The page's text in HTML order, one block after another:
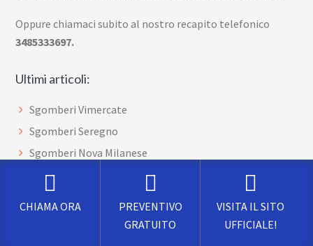
Oppure chiamaci subito al nostro recapito telefonico
3485333697.
Ultimi articoli:
Sgomberi Vimercate
Sgomberi Seregno
Sgomberi Nova Milanese
Sgomberi Muggio
CHIAMA ORA
PREVENTIVO
GRATUITO
VISITA IL SITO
UFFICIALE!